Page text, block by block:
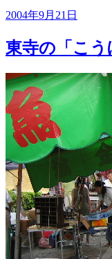
投
日:
2004年9月21日
東寺の「こ